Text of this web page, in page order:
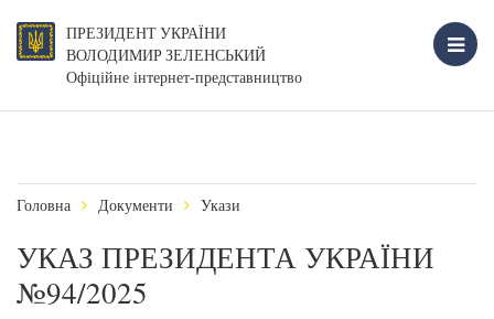
ПРЕЗИДЕНТ УКРАЇНИ
ВОЛОДИМИР ЗЕЛЕНСЬКИЙ
Офіційне інтернет-представництво
Головна Документи Укази
УКАЗ ПРЕЗИДЕНТА УКРАЇНИ
№94/2025